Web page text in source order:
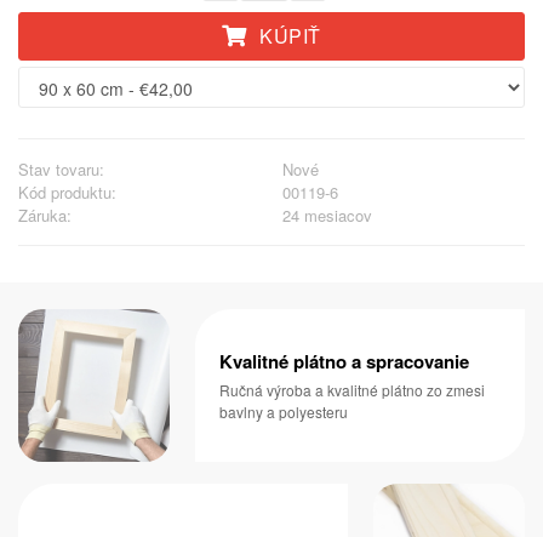
KÚPIŤ
Stav tovaru:
Nové
Kód produktu:
00119-6
Záruka:
24 mesiacov
Kvalitné plátno a spracovanie
Ručná výroba a kvalitné plátno zo zmesi
bavlny a polyesteru